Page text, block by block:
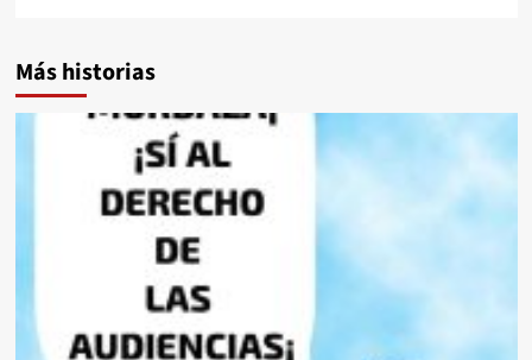
Más historias